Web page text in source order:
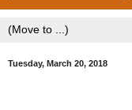
Tuesday, March 20, 2018